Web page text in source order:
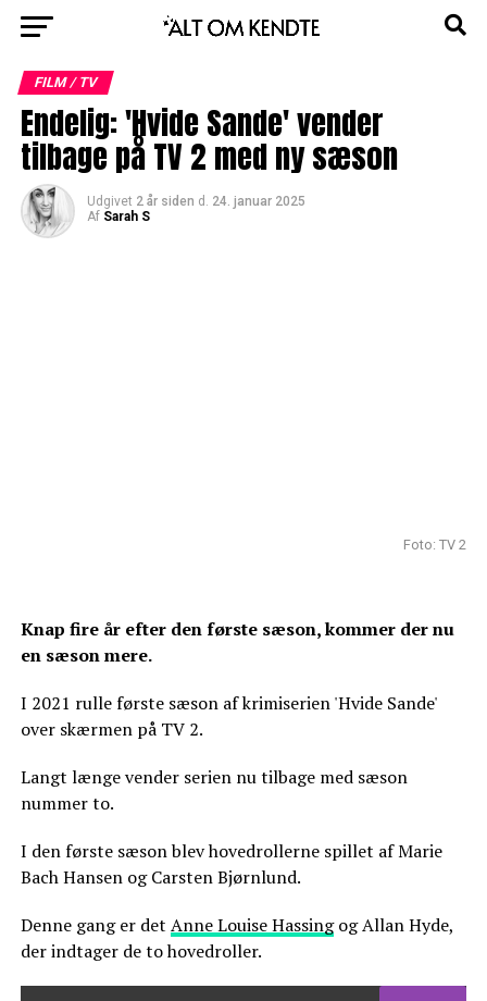
FILM / TV
Endelig: 'Hvide Sande' vender
tilbage på TV 2 med ny sæson
Udgivet 2 år siden d. 24. januar 2025
Af Sarah S
Foto: TV 2
Knap fire år efter den første sæson, kommer der nu
en sæson mere.
I 2021 rulle første sæson af krimiserien 'Hvide Sande'
over skærmen på TV 2.
Langt længe vender serien nu tilbage med sæson
nummer to.
I den første sæson blev hovedrollerne spillet af Marie
Bach Hansen og Carsten Bjørnlund.
Denne gang er det Anne Louise Hassingog Allan Hyde,
der indtager de to hovedroller.